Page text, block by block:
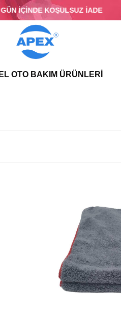
İÇİNDE KOŞULSUZ İADE
OTO BAKIM ÜRÜNLERİ